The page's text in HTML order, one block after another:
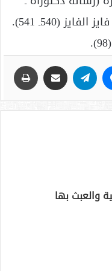
(540ـ 541).
والعبث بها